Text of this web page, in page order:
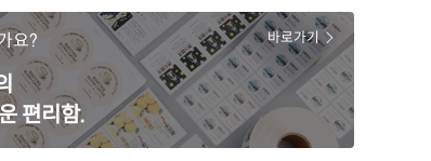
, 레이저 겸용
젯, 레이저 겸용
재질 설명
딱
젯, 레이저 겸용
재질 설명
요?
편리함.
바로가기